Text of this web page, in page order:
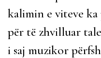
kalimin e viteve
për të zhvilluar
i saj muzikor